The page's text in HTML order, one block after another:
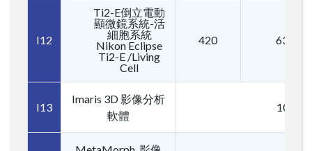
I12
Ti2-E倒立電動
顯微鏡系統-活
細胞系統
Nikon Eclipse
Ti2-E /Living
Cell
420 630
I13
Imaris 3D 影像分析
軟體
1000